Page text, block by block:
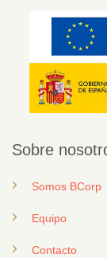
Sobre
Somos BCorp
Equipo
Contacto